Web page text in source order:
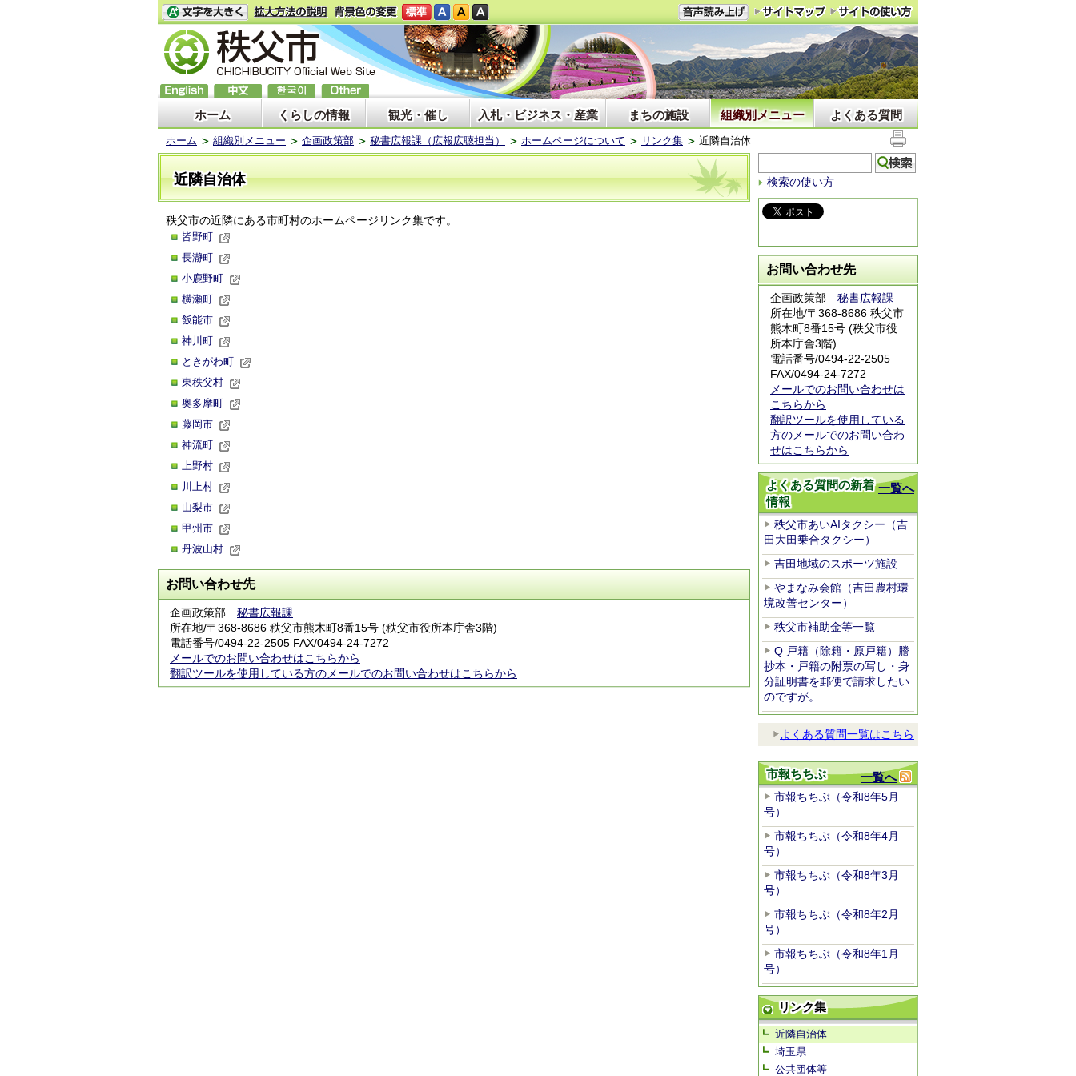
ホーム くらしの情報 観光・催し 入札・ビジネス・産業 まちの施設 組織別メニュー よくある質問
ホーム 組織別メニュー 企画政策部 秘書広報課（広報広聴担当） ホームページについて リンク集 近隣自治体
近隣自治体
秩父市の近隣にある市町村のホームページリンク集です。
皆野町
長瀞町
小鹿野町
横瀬町
飯能市
神川町
ときがわ町
東秩父村
奥多摩町
藤岡市
神流町
上野村
川上村
山梨市
甲州市
丹波山村
お問い合わせ先
企画政策部 秘書広報課
所在地/〒368-8686 秩父市熊木町8番15号 (秩父市役所本庁舎3階)
電話番号/0494-22-2505 FAX/0494-24-7272
メールでのお問い合わせはこちらから
翻訳ツールを使用している方のメールでのお問い合わせはこちらから
検索の使い方
お問い合わせ先
企画政策部 秘書広報課
所在地/〒368-8686 秩父市
熊木町8番15号 (秩父市役
所本庁舎3階)
電話番号/0494-22-2505
FAX/0494-24-7272
メールでのお問い合わせは
こちらから
翻訳ツールを使用している
方のメールでのお問い合わ
せはこちらから
一覧へ
よくある質問の新着
情報
秩父市あいAIタクシー（吉
田大田乗合タクシー）
吉田地域のスポーツ施設
やまなみ会館（吉田農村環
境改善センター）
秩父市補助金等一覧
Q 戸籍（除籍・原戸籍）謄
抄本・戸籍の附票の写し・身
分証明書を郵便で請求したい
のですが。
よくある質問一覧はこちら
一覧へ
市報ちちぶ
市報ちちぶ（令和8年5月
号）
市報ちちぶ（令和8年4月
号）
市報ちちぶ（令和8年3月
号）
市報ちちぶ（令和8年2月
号）
市報ちちぶ（令和8年1月
号）
リンク集
近隣自治体
埼玉県
公共団体等